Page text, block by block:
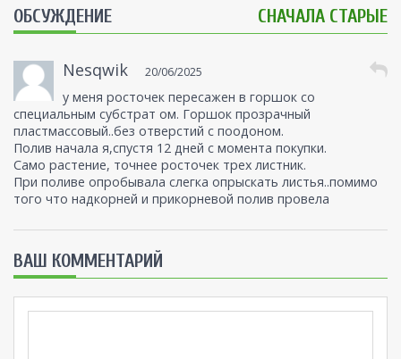
ОБСУЖДЕНИЕ СНАЧАЛА СТАРЫЕ
Nesqwik 20/06/2025
у меня росточек пересажен в горшок со
специальным субстрат ом. Горшок прозрачный
пластмассовый..без отверстий с поодоном.
Полив начала я,спустя 12 дней с момента покупки.
Само растение, точнее росточек трех листник.
При поливе опробывала слегка опрыскать листья..помимо
того что надкорней и прикорневой полив провела
ВАШ КОММЕНТАРИЙ